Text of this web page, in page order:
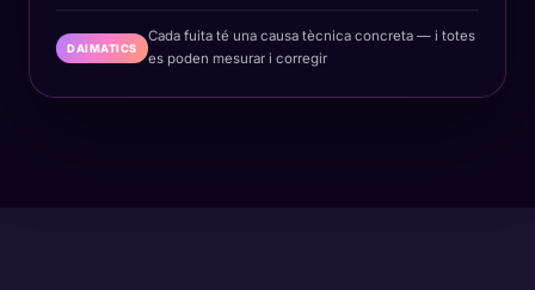
DAIMATICS
Cada fuita té una causa tècnica concreta — i totes
es poden mesurar i corregir